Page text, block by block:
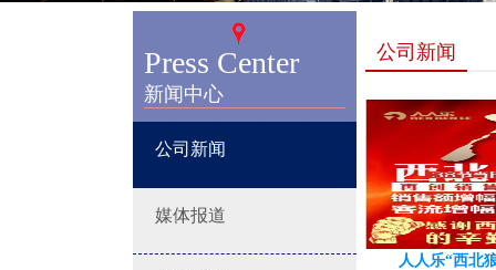
Press Center
新闻中心
公司新闻
媒体报道
公司新闻